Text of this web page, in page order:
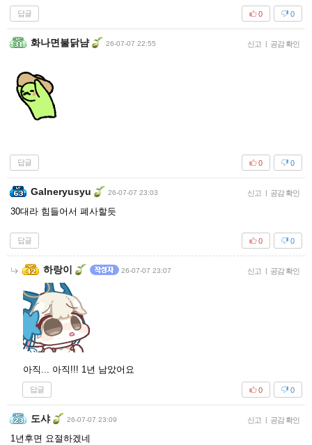
답글 0
0
화나면불닭냠 26-07-07 22:55 신고 | 공감 확인
답글 0
0
Galneryusyu 26-07-07 23:03 신고 | 공감 확인
30대라 힘들어서 폐사할듯
답글 0
0
하랑이 26-07-07 23:07 신고 | 공감 확인
아직... 아직!!! 1년 남았어요
답글 0
0
도샤 26-07-07 23:09 신고 | 공감 확인
1년후면 요절하겠네